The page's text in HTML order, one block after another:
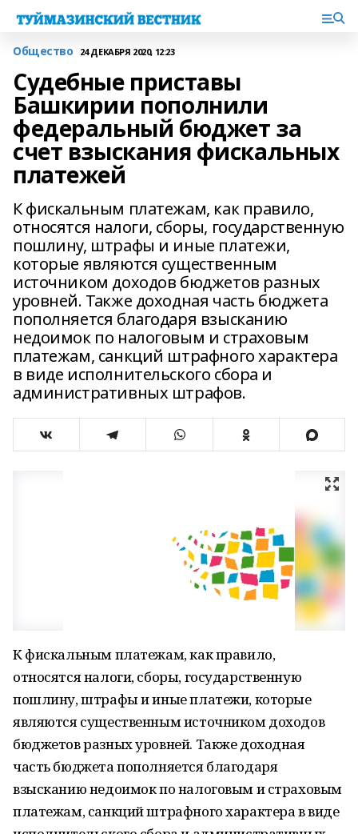
Общество 24 ДЕКАБРЯ 2020, 12:23
Судебные приставы
Башкирии пополнили
федеральный бюджет за
счет взыскания фискальных
платежей
К фискальным платежам, как правило,
относятся налоги, сборы, государственную
пошлину, штрафы и иные платежи,
которые являются существенным
источником доходов бюджетов разных
уровней. Также доходная часть бюджета
пополняется благодаря взысканию
недоимок по налоговым и страховым
платежам, санкций штрафного характера
в виде исполнительского сбора и
административных штрафов.
К фискальным платежам, как правило,
относятся налоги, сборы, государственную
пошлину, штрафы и иные платежи, которые
являются существенным источником доходов
бюджетов разных уровней. Также доходная
часть бюджета пополняется благодаря
взысканию недоимок по налоговым и страховым
платежам, санкций штрафного характера в виде